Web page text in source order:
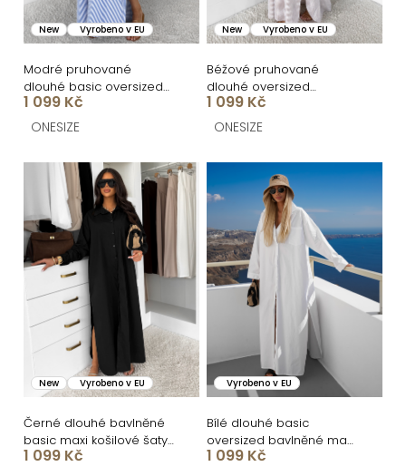
k
t
ů
o
d
u
k
ů
New Vyrobeno v EU
Modré pruhované
dlouhé basic oversized
bavlněné košilové šaty
FLARETA
1 099 Kč
ONESIZE
New Vyrobeno v EU
Béžové pruhované
dlouhé oversized
bavlněné maxi košilové
šaty FLARETA
1 099 Kč
ONESIZE
New Vyrobeno v EU
Černé dlouhé bavlněné
basic maxi košilové šaty
FLARETA
1 099 Kč
Vyrobeno v EU
Bílé dlouhé basic
oversized bavlněné maxi
košilové šaty FLARETA
1 099 Kč